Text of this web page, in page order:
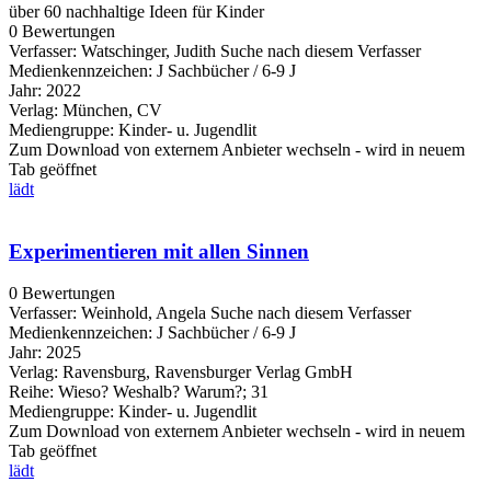
über 60 nachhaltige Ideen für Kinder
0 Bewertungen
Verfasser: Watschinger, Judith Suche nach diesem Verfasser
Medienkennzeichen: J Sachbücher / 6-9 J
Jahr: 2022
Verlag: München, CV
Mediengruppe: Kinder- u. Jugendlit
Zum Download von externem Anbieter wechseln - wird in neuem
Tab geöffnet
lädt
Experimentieren mit allen Sinnen
0 Bewertungen
Verfasser: Weinhold, Angela Suche nach diesem Verfasser
Medienkennzeichen: J Sachbücher / 6-9 J
Jahr: 2025
Verlag: Ravensburg, Ravensburger Verlag GmbH
Reihe: Wieso? Weshalb? Warum?; 31
Mediengruppe: Kinder- u. Jugendlit
Zum Download von externem Anbieter wechseln - wird in neuem
Tab geöffnet
lädt